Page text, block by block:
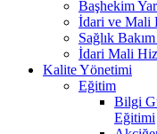
Başhekim
İdari ve Mali
Sağlık
İdari Mali
Kalite Yönetimi
Eğitim
Bilgi
Eğitimi